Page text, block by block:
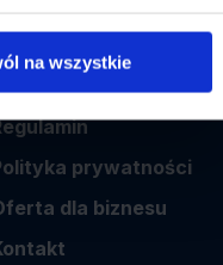
na wszystkie
nas
prywatności
dla biznesu